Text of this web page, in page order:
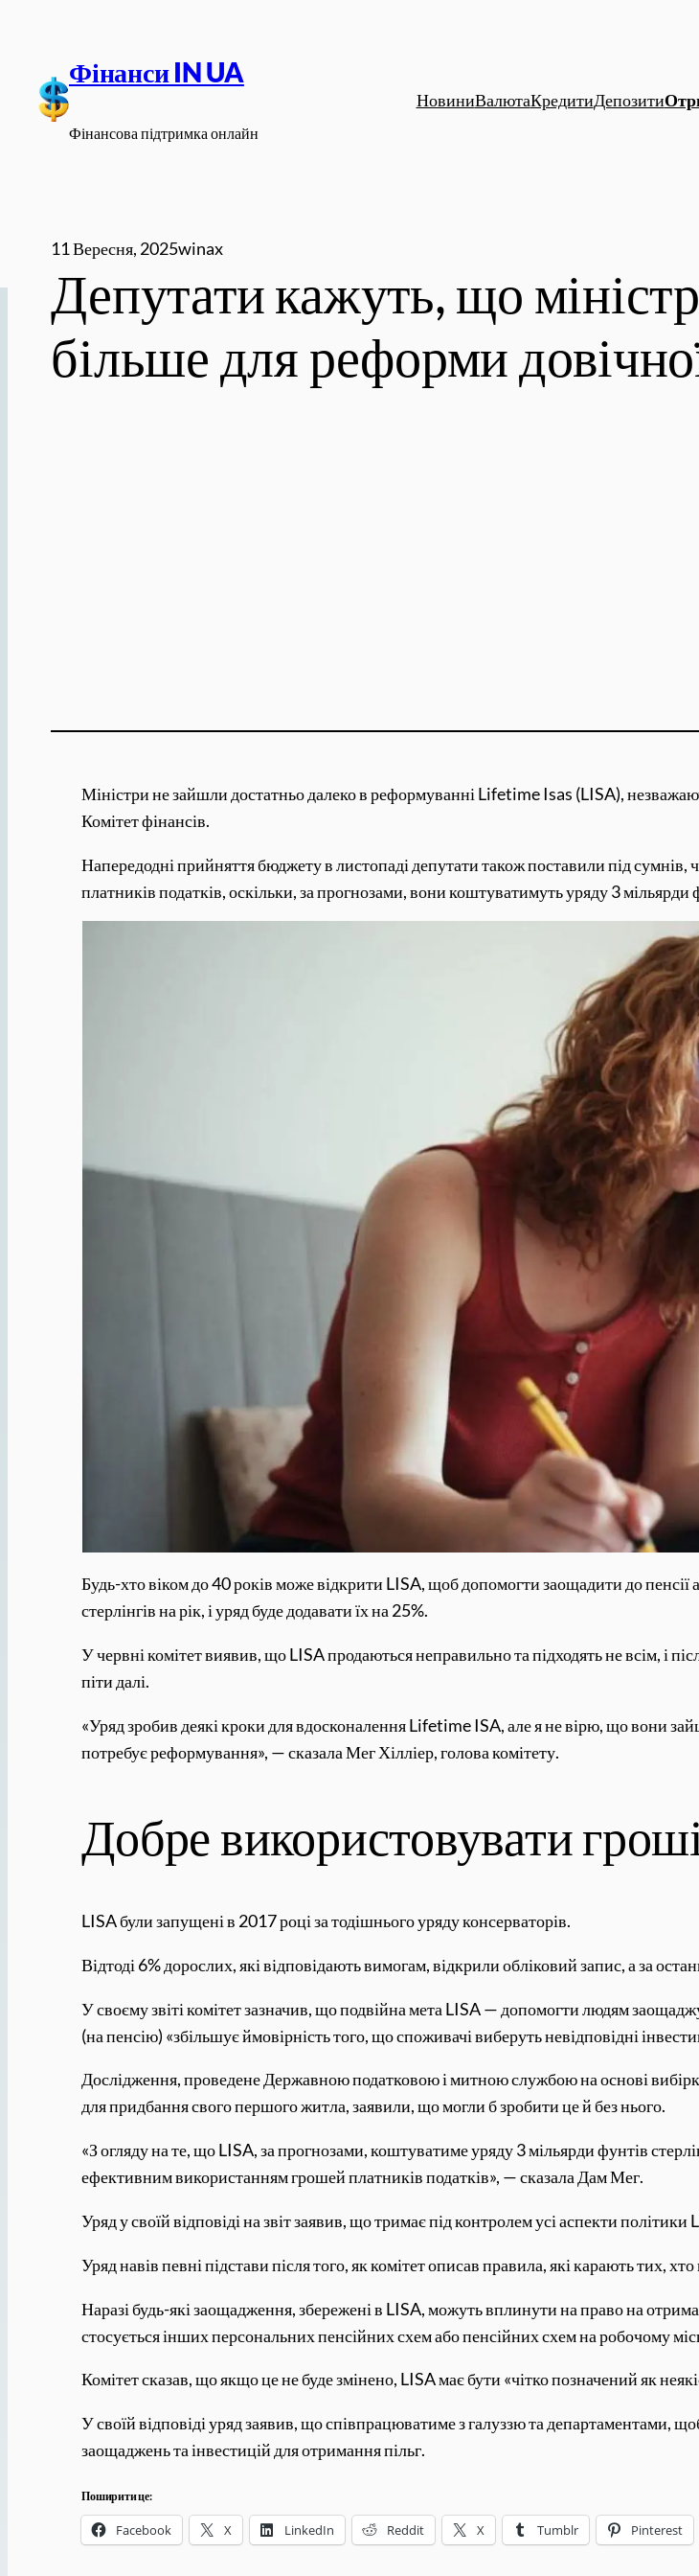
вмісту
Фінанси IN UA
Фінансова підтримка онлайн
НовиниВалютаКредитиДепозити
11 Вересня, 2025winax
Депутати кажуть, що
більше для реформи
Міністри не зайшли достатньо далеко в реформуванні Lifetime Isas (LISA),
Комітет фінансів.
Напередодні прийняття бюджету в листопаді депутати також поставили під
платників податків, оскільки, за прогнозами, вони коштуватимуть уряду 3 мільярди
Будь-хто віком до 40 років може відкрити LISA, щоб допомогти заощадити до
стерлінгів на рік, і уряд буде додавати їх на 25%.
У червні комітет виявив, що LISA продаються неправильно та підходять не всім, і
піти далі.
«Уряд зробив деякі кроки для вдосконалення Lifetime ISA, але я не вірю, що вони
потребує реформування», — сказала Мег Хілліер, голова комітету.
Добре використовувати
LISA були запущені в 2017 році за тодішнього уряду консерваторів.
Відтоді 6% дорослих, які відповідають вимогам, відкрили обліковий запис, а за
У своєму звіті комітет зазначив, що подвійна мета LISA — допомогти людям
(на пенсію) «збільшує ймовірність того, що споживачі виберуть невідповідні
Дослідження, проведене Державною податковою і митною службою на основі
для придбання свого першого житла, заявили, що могли б зробити це й без нього.
«З огляду на те, що LISA, за прогнозами, коштуватиме уряду 3 мільярди фунтів
ефективним використанням грошей платників податків», — сказала Дам Мег.
Уряд у своїй відповіді на звіт заявив, що тримає під контролем усі аспекти політики
Уряд навів певні підстави після того, як комітет описав правила, які карають тих,
Наразі будь-які заощадження, збережені в LISA, можуть вплинути на право на
стосується інших персональних пенсійних схем або пенсійних схем на робочому
Комітет сказав, що якщо це не буде змінено, LISA має бути «чітко позначений як
У своїй відповіді уряд заявив, що співпрацюватиме з галуззю та департаментами,
заощаджень та інвестицій для отримання пільг.
Поширити це:
Facebook X LinkedIn Reddit X Tumblr Pinterest